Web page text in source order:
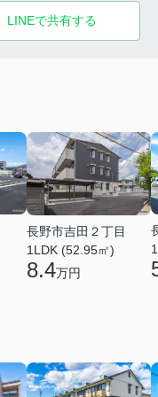
LINEで共有する
長野市吉田２丁目
1LDK (52.95㎡)
8.4万円